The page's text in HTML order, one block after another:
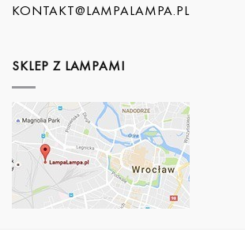
KONTAKT@LAMPALAMPA.PL
SKLEP Z LAMPAMI